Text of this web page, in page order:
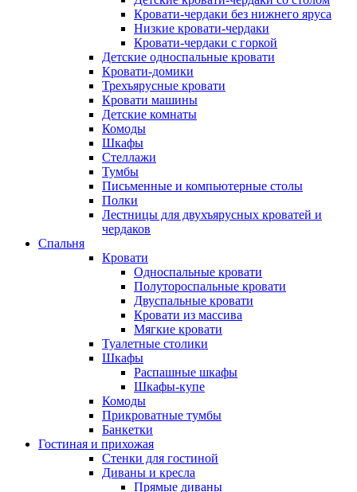
Кровати-чердаки без нижнего яруса
Низкие кровати-чердаки
Кровати-чердаки с горкой
Детские односпальные кровати
Кровати-домики
Трехъярусные кровати
Кровати машины
Детские комнаты
Комоды
Шкафы
Стеллажи
Тумбы
Письменные и компьютерные столы
Полки
Лестницы для двухъярусных кроватей и
чердаков
Спальня
Кровати
Односпальные кровати
Полутороспальные кровати
Двуспальные кровати
Кровати из массива
Мягкие кровати
Туалетные столики
Шкафы
Распашные шкафы
Шкафы-купе
Комоды
Прикроватные тумбы
Банкетки
Гостиная и прихожая
Стенки для гостиной
Диваны и кресла
Прямые диваны